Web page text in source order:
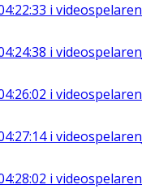
i videospelaren
i videospelaren
i videospelaren
i videospelaren
i videospelaren